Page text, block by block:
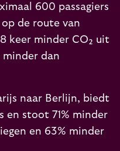
600 passagiers
de route van
keer minder CO₂ uit
minder dan
naar Berlijn, biedt
en stoot 71% minder
en 63% minder